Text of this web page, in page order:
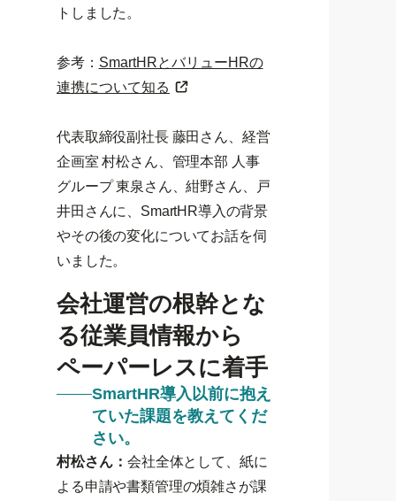
トしました。
参考： SmartHRとバリューHRの
連携について知る
代表取締役副社長 藤田さん、経営
企画室 村松さん、管理本部 人事
グループ 東泉さん、紺野さん、戸
井田さんに、SmartHR導入の背景
やその後の変化についてお話を伺
いました。
会社運営の根幹とな
る従業員情報から
ペーパーレスに着手
SmartHR導入以前に抱え
ていた課題を教えてくだ
さい。
村松さん： 会社全体として、紙に
よる申請や書類管理の煩雑さが課